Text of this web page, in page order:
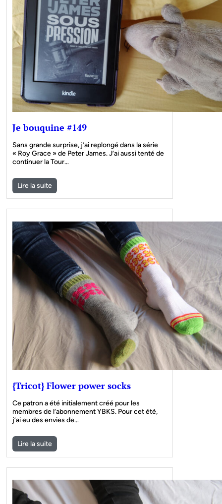
Je bouquine #149
Sans grande surprise, j’ai replongé dans la série
« Roy Grace » de Peter James. J’ai aussi tenté de
continuer la Tour…
Lire la suite
{Tricot} Flower power socks
Ce patron a été initialement créé pour les
membres de l’abonnement YBKS. Pour cet été,
j’ai eu des envies de…
Lire la suite